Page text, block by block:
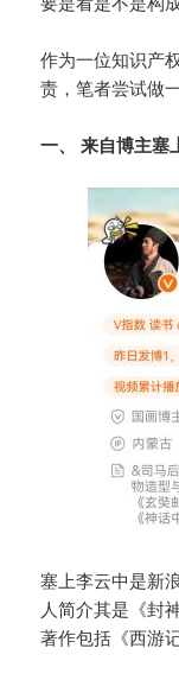
作为一位知识产
责，笔者尝试做
一、 来自博主塞
塞上李云中是新
人简介其是《封
著作包括《西游